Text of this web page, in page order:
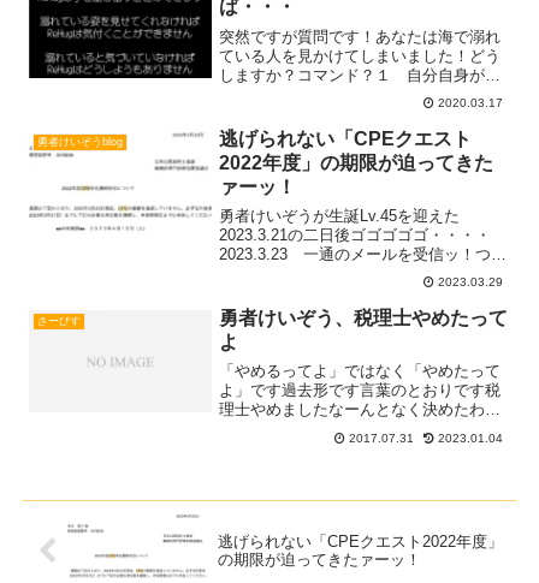
ば・・・
突然ですが質問です！あなたは海で溺れ
ている人を見かけてしまいました！どう
しますか？コマンド？１ 自分自身が海
に飛び込んで助ける２ 誰かに助けを求
めて助けてもらう３ 誰かが助けてくれ
るのを待つ４ 見なかったふりをして立
ち去るReHugは本気のRead more...
2020.03.17
勇者けいぞうblog
逃げられない「CPEクエスト
2022年度」の期限が迫ってきた
ァーッ！
勇者けいぞうが生誕Lv.45を迎えた
2023.3.21の二日後ゴゴゴゴゴ・・・・
2023.3.23 一通のメールを受信ッ！つい
に来たァァーーーッッ！毎年恒例のCPE
クエストッ！気軽な気持ちでアバカム
（開封）♪勇者けいぞうが受信した日本公
認会Read more...
2023.03.29
さーびす
勇者けいぞう、税理士やめたって
よ
「やめるってよ」ではなく「やめたって
よ」です過去形です言葉のとおりです税
理士やめましたなーんとなく決めたわけ
でもなく勢いで決めたわけでもなく３年
間ほど一生懸命に色々と考えて意思決定
2017.07.31 2023.01.04
逃げられない「CPEクエスト2022年度」
の期限が迫ってきたァーッ！